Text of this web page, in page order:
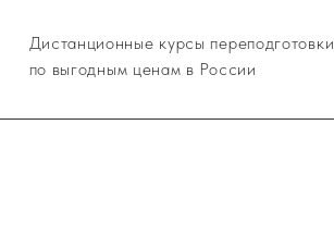
Дистанционные курсы переподготовки
по выгодным ценам в России